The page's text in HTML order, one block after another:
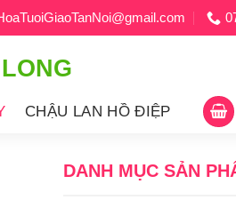
CHẬU LAN HỒ ĐIỆP
DANH MỤC SẢN